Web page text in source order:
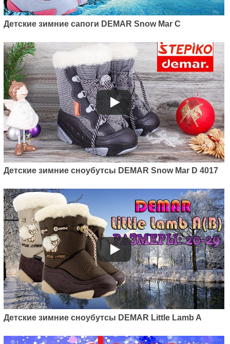
Детские зимние сапоги DEMAR Snow Mar C
Детские зимние сноубутсы DEMAR Snow Mar D 4017
Детские зимние сноубутсы DEMAR Little Lamb A